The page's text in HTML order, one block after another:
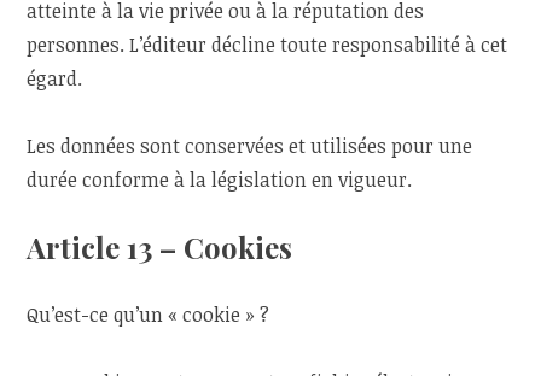
atteinte à la vie privée ou à la réputation des
personnes. L’éditeur décline toute responsabilité à cet
égard.
Les données sont conservées et utilisées pour une
durée conforme à la législation en vigueur.
Article 13 – Cookies
Qu’est-ce qu’un « cookie » ?